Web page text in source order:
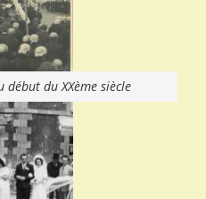
début du XXème siècle